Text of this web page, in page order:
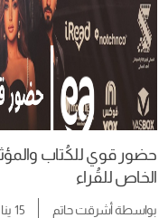
حضور قوي للكُتاب
الخاص للقُراء
بواسطةأشرقت حاتم 15 يناير، 2025